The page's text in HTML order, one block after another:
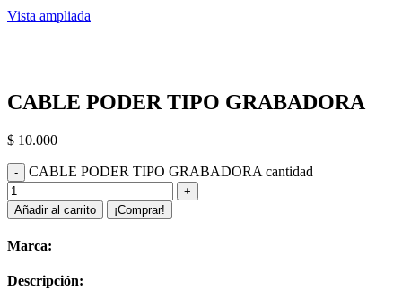
Vista ampliada
CABLE PODER TIPO GRABADORA
$ 10.000
CABLE PODER TIPO GRABADORA cantidad
Añadir al carrito ¡Comprar!
Marca:
Descripción: